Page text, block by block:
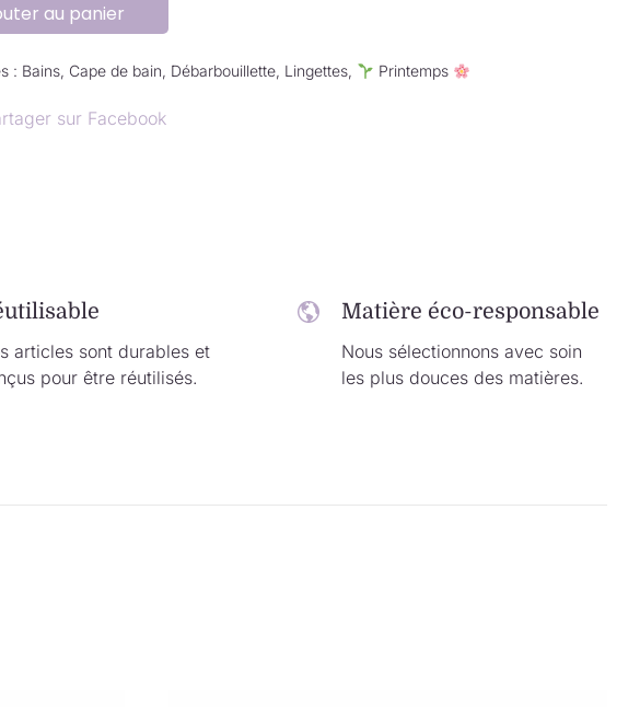
au panier
: Bains, Cape de bain, Débarbouillette, Lingettes, Printemps
sur Facebook
articles sont durables et
pour être réutilisés.
Matière éco-responsable
Nous sélectionnons avec soin
les plus douces des matières.